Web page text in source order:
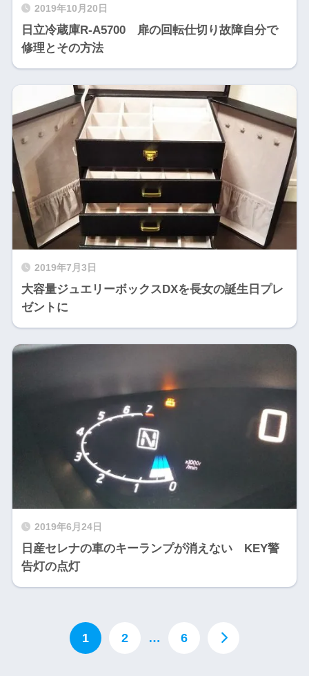
2019年10月20日
日立冷蔵庫R-A5700 扉の回転仕切り故障自分で
修理とその方法
2019年7月3日
大容量ジュエリーボックスDXを長女の誕生日プレ
ゼントに
2019年6月24日
日産セレナの車のキーランプが消えない KEY警
告灯の点灯
1 2 … 6